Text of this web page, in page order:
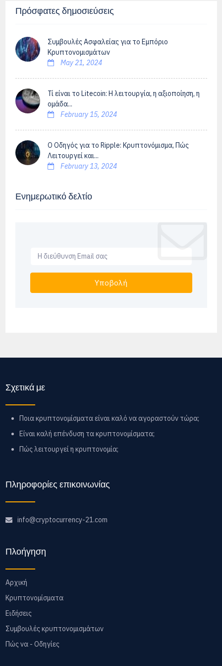
Πρόσφατες δημοσιεύσεις
Συμβουλές Ασφαλείας για το Εμπόριο
Κρυπτονομισμάτων
May 21, 2024
Τί είναι το Litecoin: Η λειτουργία, η αξιοποίηση, η
ομάδα...
February 15, 2024
Ο Οδηγός για το Ripple: Κρυπτονόμισμα, Πώς
Λειτουργεί και...
February 13, 2024
Ενημερωτικό δελτίο
Υποβολή
Σχετικά με
Ποια κρυπτονομίσματα είναι καλό να αγοραστούν τώρα;
Είναι καλή επένδυση τα κρυπτονομίσματα;
Πώς λειτουργεί η κρυπτονομία;
Πληροφορίες επικοινωνίας
info@cryptocurrency-21.com
Πλοήγηση
Αρχική
Κρυπτονομίσματα
Ειδήσεις
Συμβουλές κρυπτονομισμάτων
Πώς να - Οδηγίες